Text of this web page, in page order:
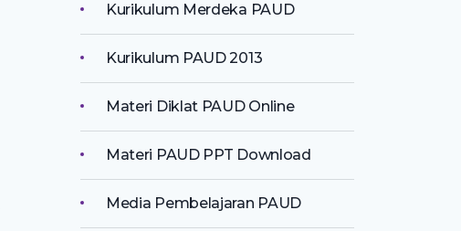
Kurikulum Merdeka PAUD
Kurikulum PAUD 2013
Materi Diklat PAUD Online
Materi PAUD PPT Download
Media Pembelajaran PAUD